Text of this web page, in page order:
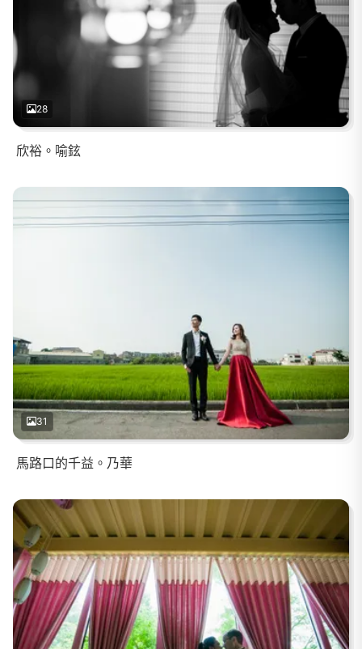
28
欣裕。喻鉉
31
馬路口的千益。乃華